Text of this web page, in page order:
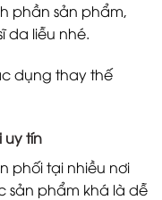
phần sản phẩm,
da liễu nhé.
dụng thay thế
uy tín
phối tại nhiều nơi
sản phẩm khá là dễ